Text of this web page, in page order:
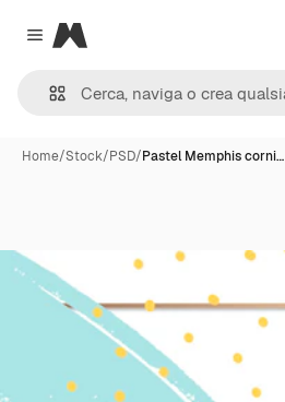
Close menu
Magnific
Home/Stock/PSD/Pastel Memphis corni…